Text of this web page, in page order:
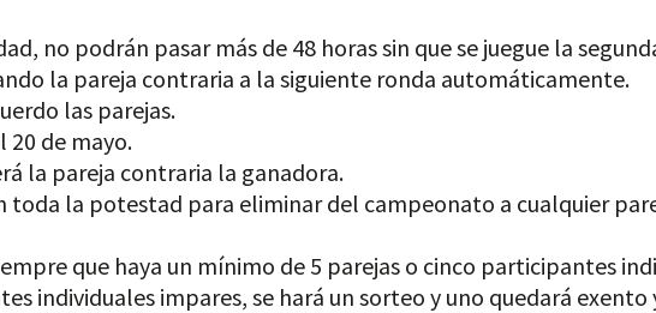
no podrán pasar más de 48 horas sin que se juegue la
la pareja contraria a la siguiente ronda automáticamente.
las parejas.
20 de mayo.
la pareja contraria la ganadora.
toda la potestad para eliminar del campeonato a cualquier
que haya un mínimo de 5 parejas o cinco participantes
individuales impares, se hará un sorteo y uno quedará exento